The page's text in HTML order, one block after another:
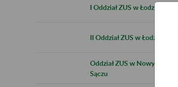
I Oddział ZUS w Łodzi
II Oddział ZUS w Łodzi
Oddział ZUS w Nowym
Sączu